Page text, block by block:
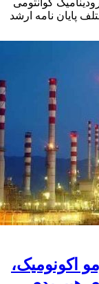
کوانتومی
نامه ارشد